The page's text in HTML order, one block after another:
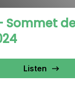
- Sommet
Listen